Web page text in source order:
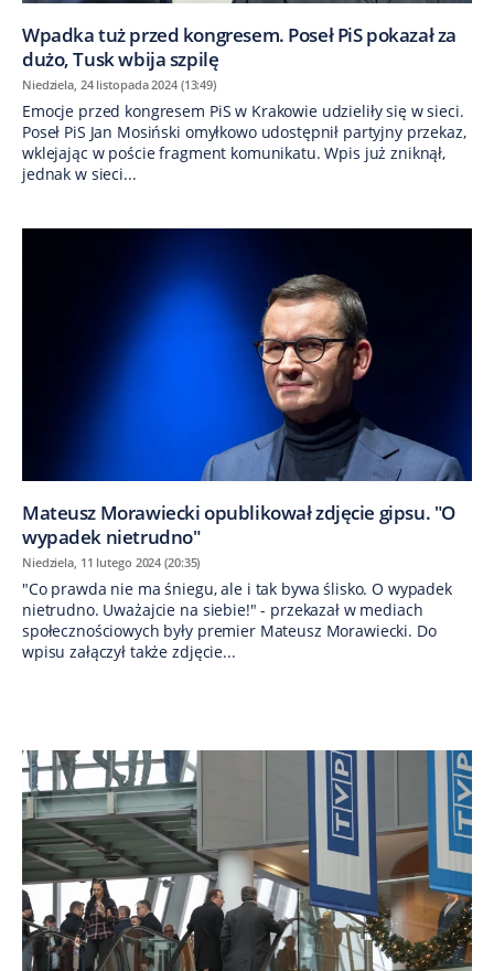
Wpadka tuż przed kongresem. Poseł PiS pokazał za
dużo, Tusk wbija szpilę
Niedziela, 24 listopada 2024 (13:49)
Emocje przed kongresem PiS w Krakowie udzieliły się w sieci.
Poseł PiS Jan Mosiński omyłkowo udostępnił partyjny przekaz,
wklejając w poście fragment komunikatu. Wpis już zniknął,
jednak w sieci...
Mateusz Morawiecki opublikował zdjęcie gipsu. "O
wypadek nietrudno"
Niedziela, 11 lutego 2024 (20:35)
"Co prawda nie ma śniegu, ale i tak bywa ślisko. O wypadek
nietrudno. Uważajcie na siebie!" - przekazał w mediach
społecznościowych były premier Mateusz Morawiecki. Do
wpisu załączył także zdjęcie...